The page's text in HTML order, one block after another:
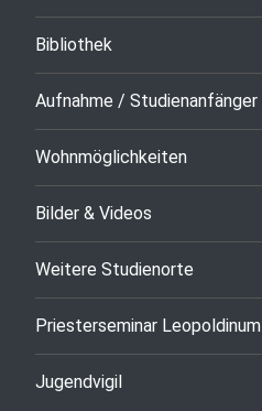
Bibliothek
Aufnahme / Studienanfänger
Wohnmöglichkeiten
Bilder & Videos
Weitere Studienorte
Priesterseminar Leopoldinum
Jugendvigil